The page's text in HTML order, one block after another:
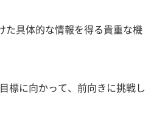
た具体的な情報を得る貴重な機
標に向かって、前向きに挑戦し